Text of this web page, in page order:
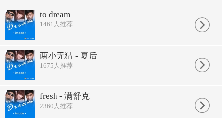
to dream
1461 人推荐
两小无猜 - 夏后
1675 人推荐
fresh - 满舒克
2360 人推荐